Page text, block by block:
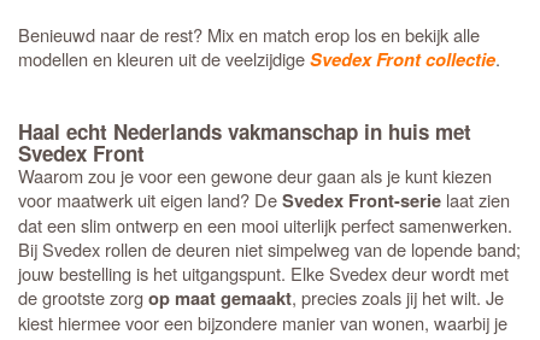
Benieuwd naar de rest? Mix en match erop los en bekijk alle
modellen en kleuren uit de veelzijdigeSvedex Front collectie.
Haal echt Nederlands vakmanschap in huis met
Svedex Front
Waarom zou je voor een gewone deur gaan als je kunt kiezen
voor maatwerk uit eigen land? DeSvedex Front-serie laat zien
dat een slim ontwerp en een mooi uiterlijk perfect samenwerken.
Bij Svedex rollen de deuren niet simpelweg van de lopende band;
jouw bestelling is het uitgangspunt. Elke Svedex deur wordt met
de grootste zorgop maat gemaakt, precies zoals jij het wilt. Je
kiest hiermee voor een bijzondere manier van wonen, waarbij je